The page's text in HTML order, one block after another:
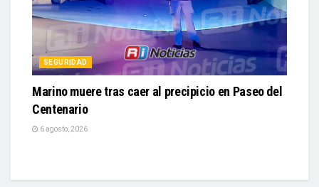
SEGURIDAD
Marino muere tras caer al precipicio en Paseo del
Centenario
6 agosto, 2026